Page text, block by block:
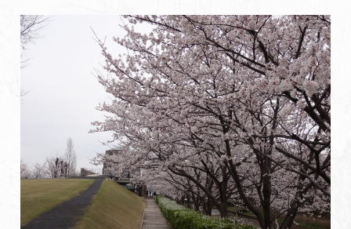
特集 おすすめの過ごし方
食べる
イベント
泊まる アクセス
マイページ